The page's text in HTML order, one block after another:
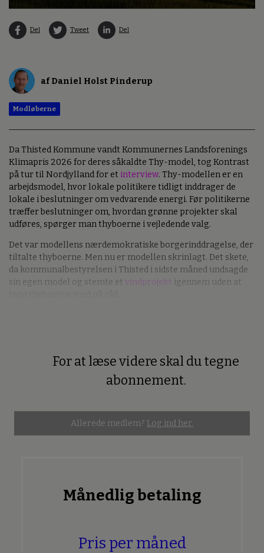
Del Tweet Del
af Daniel Holst Pinderup
Modløberne
Da Thisted Kommune vandt Kommunernes Landsforenings
Klimapris 2026 for deres såkaldte Thy-model, tog Kontrast
på tur til Nordjylland for et interview. Thy-modellen er en
arbejdsmodel, hvor lokale politikere tidligt inddrager de
lokale i beslutninger om vedvarende energi. Før politikerne
træffer beslutninger om, hvordan grønne projekter skal
udføres, spørger man thyboerne i vejledende valg.
Det var modellens nærdemokratiske borgerinddragelse, der
tiltalte thyboerne. Men nu er modellen skrinlagt. Det skete,
da kommunalbestyrelsen i Thisted i sidste måned undsagde
sin egen model og stemte et vindprojekt igennem uden at
For at læse videre skal du tegne
abonnement.
Allerede medlem? Log ind her.
Månedlig betaling
Pris per måned